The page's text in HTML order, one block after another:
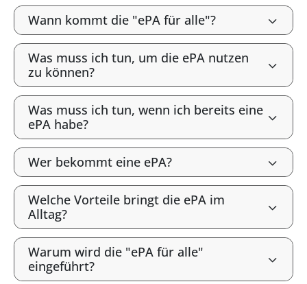
Wann kommt die "ePA für alle"?
Was muss ich tun, um die ePA nutzen
zu können?
Was muss ich tun, wenn ich bereits eine
ePA habe?
Wer bekommt eine ePA?
Welche Vorteile bringt die ePA im
Alltag?
Warum wird die "ePA für alle"
eingeführt?